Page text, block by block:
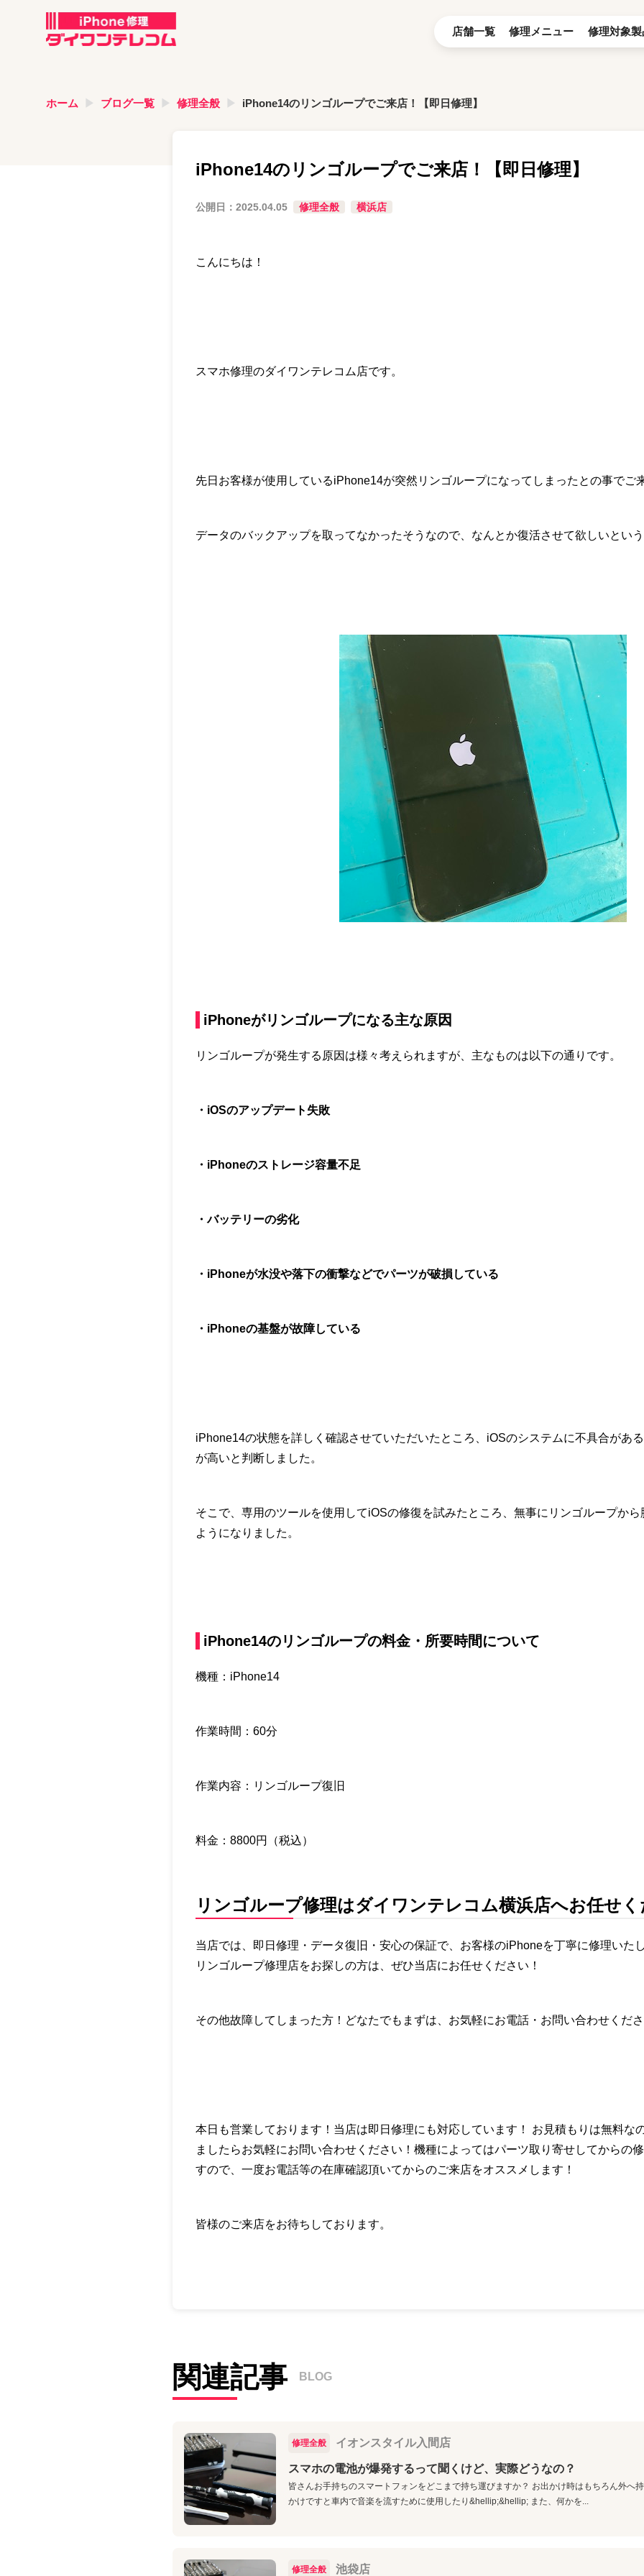
店舗一覧 修理メニュー 修理対象製
ホーム ブログ一覧 修理全般 iPhone14のリンゴループでご来店！【即日修理】
iPhone14のリンゴループでご来店！【即日修理】
公開日： 2025.04.05 修理全般 横浜店
こんにちは！
スマホ修理のダイワンテレコム店です。
先日お客様が使用しているiPhone14が突然リンゴループになってしまったとの事でご
データのバックアップを取ってなかったそうなので、なんとか復活させて欲しいとい
iPhoneがリンゴループになる主な原因
リンゴループが発生する原因は様々考えられますが、主なものは以下の通りです。
・iOSのアップデート失敗
・iPhoneのストレージ容量不足
・バッテリーの劣化
・iPhoneが水没や落下の衝撃などでパーツが破損している
・ iPhoneの基盤が故障している
iPhone14の状態を詳しく確認させていただいたところ、iOSのシステムに不具合があ
が高いと判断しました。
そこで、専用のツールを使用してiOSの修復を試みたところ、無事にリンゴループか
ようになりました。
iPhone14のリンゴループの料金・所要時間について
機種：iPhone14
作業時間：60分
作業内容：リンゴループ復旧
料金：8800円（税込）
リンゴループ修理はダイワンテレコム横浜店へお任せ
当店では、即日修理・データ復旧・安心の保証で、お客様のiPhoneを丁寧に修理いた
リンゴループ修理店をお探しの方は、ぜひ当店にお任せください！
その他故障してしまった方！どなたでもまずは、お気軽にお電話・お問い合わせくだ
本日も営業しております！当店は即日修理にも対応しています！ お見積もりは無料な
ましたらお気軽にお問い合わせください！機種によってはパーツ取り寄せしてからの
すので、一度お電話等の在庫確認頂いてからのご来店をオススメします！
皆様のご来店をお待ちしております。
関連記事 BLOG
修理全般 イオンスタイル入間店
スマホの電池が爆発するって聞くけど、実際どうなの？
皆さんお手持ちのスマートフォンをどこまで持ち運びますか？ お出かけ時はもちろん外へ
かけですと車内で音楽を流すために使用したり&hellip;&hellip; また、何かを...
修理全般 池袋店